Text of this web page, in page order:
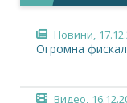
Новини,
Огромна
Видео,